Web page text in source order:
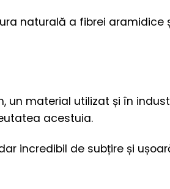
naturală a fibrei
un material utilizat și în
acestuia.
incredibil de subțire și